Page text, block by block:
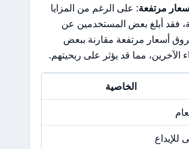
مرتفعة: على الرغم من المزايا
فقد أبلغ بعض المستخدمين عن
أسعار مرتفعة مقارنة ببعض
الآخرين، مما قد يؤثر على ربحيتهم.
الخاصية
للإيداع